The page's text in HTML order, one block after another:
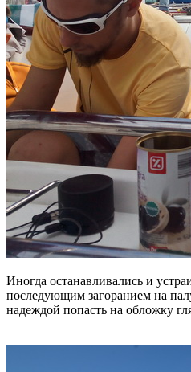
Иногда останавливались и
последующим загоранием на
надеждой попасть на обложку